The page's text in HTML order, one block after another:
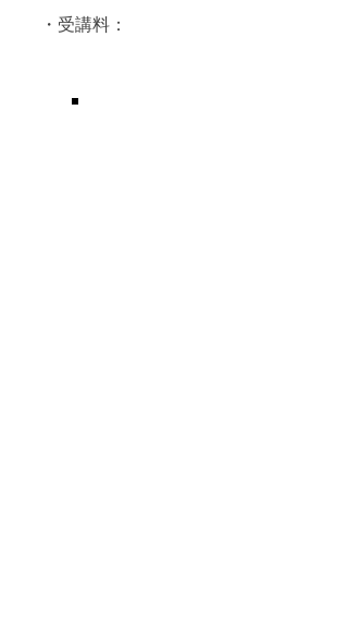
・受講料：